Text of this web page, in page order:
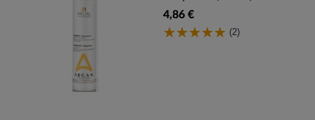
4,86 €
(2)